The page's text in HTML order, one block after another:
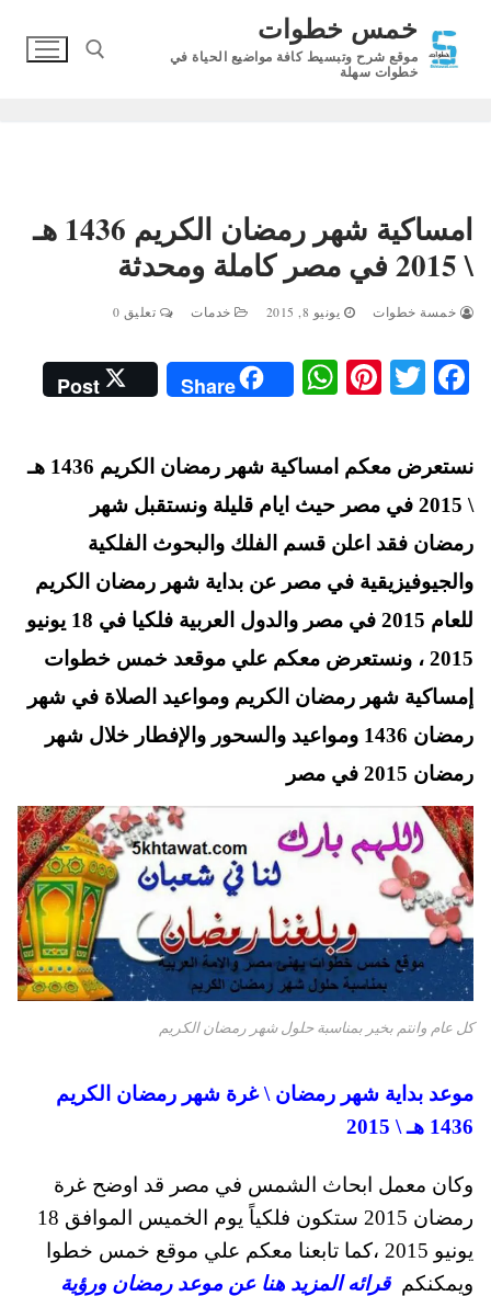
المحتوى
خمس خطوات
موقع شرح وتبسيط كافة مواضيع الحياة في
خطوات سهلة
امساكية شهر رمضان الكريم 1436 هـ
\ 2015 في مصر كاملة ومحدثة
خمسة خطوات يونيو 8, 2015 خدمات تعليق 0
Fa
ok
T
tte
r
Pi
er
es
t
W
ha
ts
A
pp
Share
Post
نستعرض معكم امساكية شهر رمضان الكريم 1436 هـ
\ 2015 في مصر حيث ايام قليلة ونستقبل شهر
رمضان فقد اعلن قسم الفلك والبحوث الفلكية
والجيوفيزيقية في مصر عن بداية شهر رمضان الكريم
للعام 2015 في مصر والدول العربية فلكيا في 18 يونيو
2015 ، ونستعرض معكم علي موقعد خمس خطوات
إمساكية شهر رمضان الكريم ومواعيد الصلاة في شهر
رمضان 1436 ومواعيد والسحور والإفطار خلال شهر
رمضان 2015 في مصر
كل عام وانتم بخير بمناسبة حلول شهر رمضان الكريم
موعد بداية شهر رمضان \ غرة شهر رمضان الكريم
1436 هـ \ 2015
وكان معمل ابحاث الشمس في مصر قد اوضح غرة
رمضان 2015 ستكون فلكياً يوم الخميس الموافق 18
يونيو 2015 ،كما تابعنا معكم علي موقع خمس خطوا
ويمكنكمقرائه المزيد هنا عن موعد رمضان ورؤية